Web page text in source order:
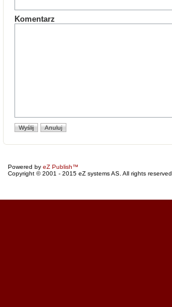
Komentarz
Powered by eZ Publish™
Copyright © 2001 - 2015 eZ systems AS. All rights reserved.